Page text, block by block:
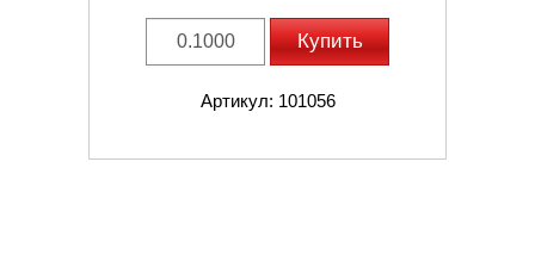
Купить
Артикул: 101056